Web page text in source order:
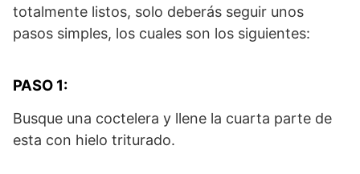
totalmente listos, solo deberás seguir unos
pasos simples, los cuales son los siguientes:
PASO 1:
Busque una coctelera y llene la cuarta parte de
esta con hielo triturado.